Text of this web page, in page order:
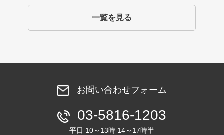
一覧を見る
お問い合わせフォーム
03-5816-1203
平日 10～13時 14～17時半